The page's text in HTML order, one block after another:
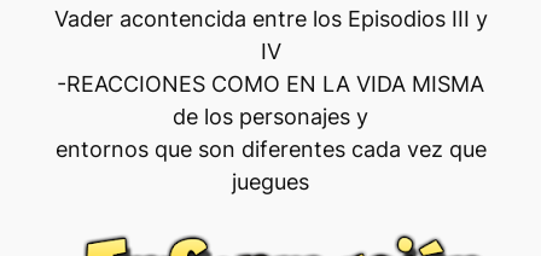
Vader acontencida entre los Episodios III y
IV
-REACCIONES COMO EN LA VIDA MISMA
de los personajes y
entornos que son diferentes cada vez que
juegues